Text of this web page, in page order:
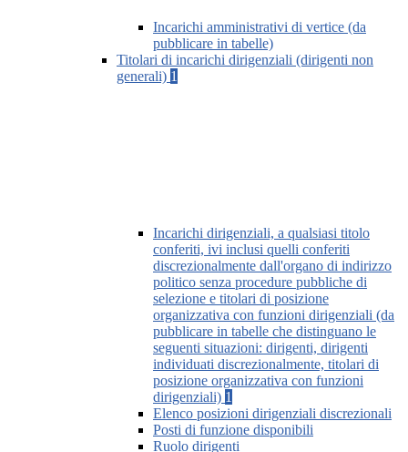
Incarichi amministrativi di vertice (da
pubblicare in tabelle)
Titolari di incarichi dirigenziali (dirigenti non
generali) 1
Incarichi dirigenziali, a qualsiasi titolo
conferiti, ivi inclusi quelli conferiti
discrezionalmente dall'organo di indirizzo
politico senza procedure pubbliche di
selezione e titolari di posizione
organizzativa con funzioni dirigenziali (da
pubblicare in tabelle che distinguano le
seguenti situazioni: dirigenti, dirigenti
individuati discrezionalmente, titolari di
posizione organizzativa con funzioni
dirigenziali) 1
Elenco posizioni dirigenziali discrezionali
Posti di funzione disponibili
Ruolo dirigenti